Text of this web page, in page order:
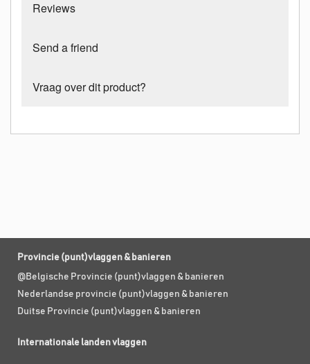
Reviews
Send a friend
Vraag over dit product?
Provincie (punt)vlaggen & banieren
@Belgische Provincie (punt)vlaggen & banieren
Nederlandse provincie (punt)vlaggen & banieren
Duitse Provincie (punt)vlaggen & banieren
Internationale landen vlaggen